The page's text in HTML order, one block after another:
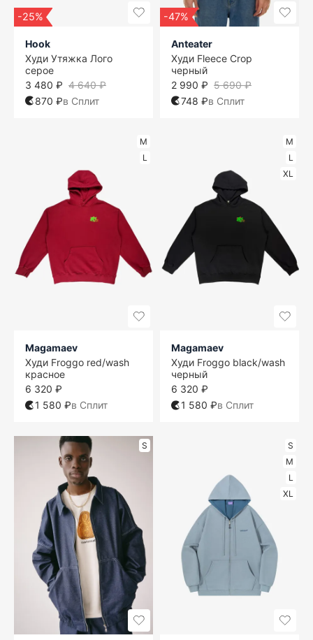
-25%
Hook
Худи Утяжка Лого
серое
4 640 ₽
3 480 ₽
870 ₽в Сплит
-47%
Anteater
Худи Fleece Crop
черный
5 690 ₽
2 990 ₽
748 ₽в Сплит
M
L
Magamaev
Худи Froggo red/wash
красное
6 320 ₽
1 580 ₽в Сплит
M
L
XL
Magamaev
Худи Froggo black/wash
черный
6 320 ₽
1 580 ₽в Сплит
S
S
M
L
XL